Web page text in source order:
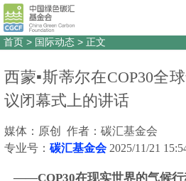
首页 > 国际动态 > 正文
西蒙▪斯蒂尔在COP30全
议闭幕式上的讲话
媒体：原创 作者：碳汇基金会
专业号： 碳汇基金会 2025/11/21
——COP30在现实世界的气候行